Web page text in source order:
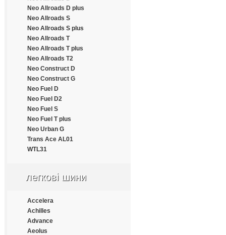
Estrada
Everest
Everton
Fairking
Falken
Farroad
Fastwear
Federal
Fesite
Firelion
Firemax
Firestone
Force
Formula
Fortune
Fulda
Funtoma
Gallant
General
Gislaved
Neo Allroads D plus
Neo Allroads S
Neo Allroads S plus
Neo Allroads T
Neo Allroads T plus
Neo Allroads T2
Neo Construct D
Neo Construct G
Neo Fuel D
Neo Fuel D2
Neo Fuel S
Neo Fuel T plus
Neo Urban G
Trans Ace AL01
WTL31
легкові шини
Accelera
Achilles
Advance
Aeolus